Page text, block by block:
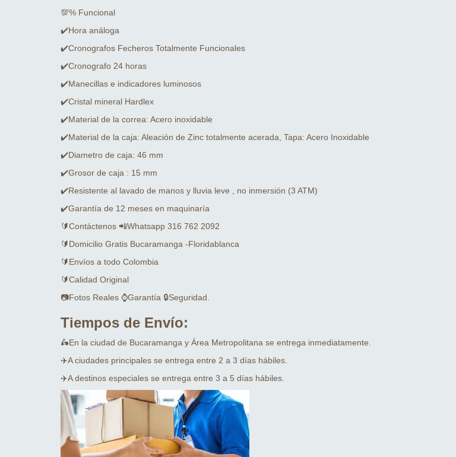
💯% Funcional
✔️Hora análoga
✔️Cronografos Fecheros Totalmente Funcionales
✔️Cronografo 24 horas
✔️Manecillas e indicadores luminosos
✔️Cristal mineral Hardlex
✔️Material de la correa: Acero inoxidable
✔️Material de la caja: Aleación de Zinc totalmente acerada, Tapa: Acero Inoxidable
✔️Diametro de caja: 46 mm
✔️Grosor de caja : 15 mm
✔️Resistente al lavado de manos y lluvia leve , no inmersión (3 ATM)
✔️Garantía de 12 meses en maquinaría
🔰Contáctenos 📲Whatsapp 316 762 2092
🔰Domicilio Gratis Bucaramanga -Floridablanca
🔰Envíos a todo Colombia
🔰Calidad Original
📷Fotos Reales ⌚Garantía 🔒Seguridad.
Tiempos de Envío:
🛵En la ciudad de Bucaramanga y Área Metropolitana se entrega inmediatamente.
✈️A ciudades principales se entrega entre 2 a 3 días hábiles.
✈️A destinos especiales se entrega entre 3 a 5 días hábiles.